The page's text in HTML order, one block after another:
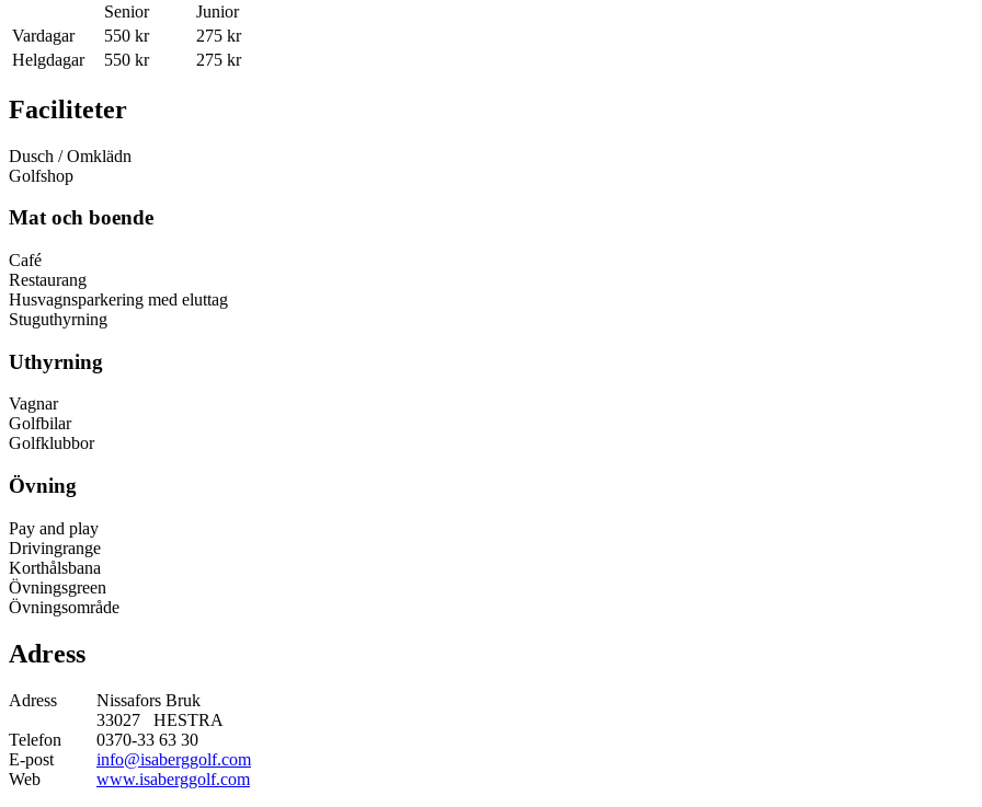
Senior
Junior
Vardagar
550 kr
275 kr
Helgdagar
550 kr 275 kr
Faciliteter
Dusch / Omklädn
Golfshop
Mat och boende
Café
Restaurang
Husvagnsparkering med eluttag
Stuguthyrning
Uthyrning
Vagnar
Golfbilar
Golfklubbor
Övning
Pay and play
Drivingrange
Korthålsbana
Övningsgreen
Övningsområde
Adress
Adress
Nissafors Bruk
33027 HESTRA
Telefon
0370-33 63 30
E-post
info@isaberggolf.com
Web
www.isaberggolf.com